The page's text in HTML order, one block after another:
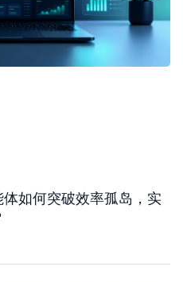
工作台
如何突破效率孤岛，实